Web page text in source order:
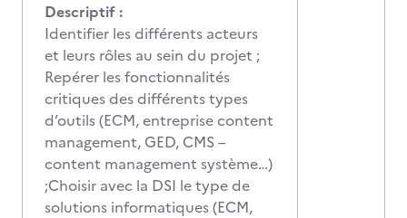
Descriptif :
Identifier les différents acteurs
et leurs rôles au sein du projet ;
Repérer les fonctionnalités
critiques des différents types
d’outils (ECM, entreprise content
management, GED, CMS –
content management système…)
;Choisir avec la DSI le type de
solutions informatiques (ECM,